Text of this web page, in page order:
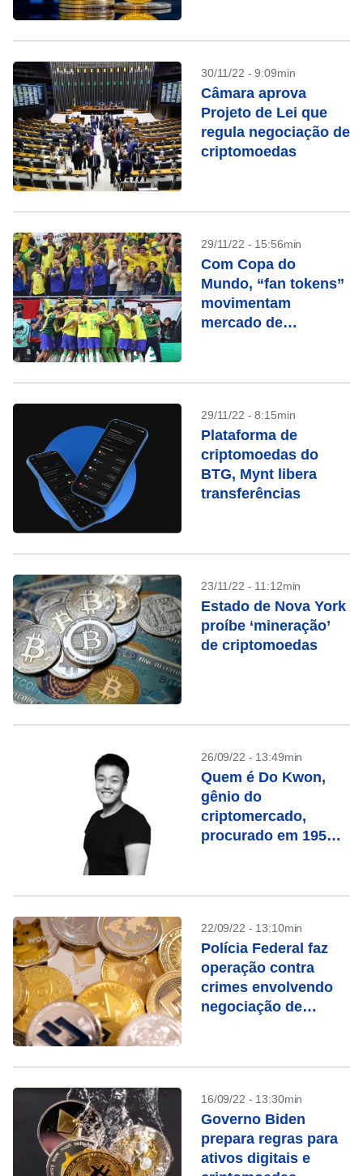
30/11/22 - 9:09min
Câmara aprova
Projeto de Lei que
regula negociação de
criptomoedas
29/11/22 - 15:56min
Com Copa do
Mundo, “fan tokens”
movimentam
mercado de
29/11/22 - 8:15min
Plataforma de
criptomoedas do
BTG, Mynt libera
transferências
23/11/22 - 11:12min
Estado de Nova York
proíbe ‘mineração’
de criptomoedas
26/09/22 - 13:49min
Quem é Do Kwon,
gênio do
criptomercado,
procurado em 195
22/09/22 - 13:10min
Polícia Federal faz
operação contra
crimes envolvendo
negociação de
16/09/22 - 13:30min
Governo Biden
prepara regras para
ativos digitais e